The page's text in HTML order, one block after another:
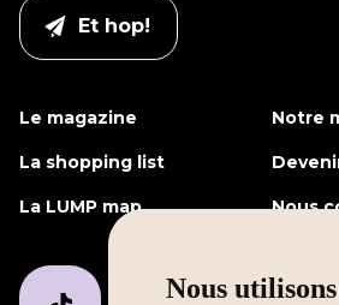
Nous
Le magazine Notre
La shopping list
La LUMP map Nous